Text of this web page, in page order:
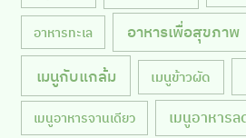
อาหารทะเล อาหารเพื่อสุขภาพ
เมนูกับแกล้ม เมนูข้าวผัด
เมนูอาหารจานเดียว เมนูอาหาร